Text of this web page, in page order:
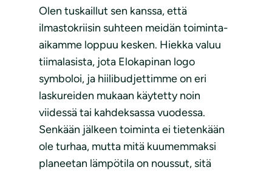
Olen tuskaillut sen kanssa, että
ilmastokriisin suhteen meidän toiminta-
aikamme loppuu kesken. Hiekka valuu
tiimalasista, jota Elokapinan logo
symboloi, ja hiilibudjettimme on eri
laskureiden mukaan käytetty noin
viidessä tai kahdeksassa vuodessa.
Senkään jälkeen toiminta ei tietenkään
ole turhaa, mutta mitä kuumemmaksi
planeetan lämpötila on noussut, sitä